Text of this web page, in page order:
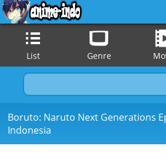
List Genre
Boruto: Naruto Next Generations
Indonesia